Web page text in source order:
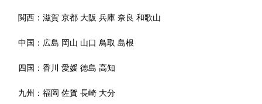
関西：滋賀 京都 大阪 兵庫 奈良 和歌山
中国： 広島 岡山 山口 鳥取 島根
四国：香川 愛媛 徳島 高知
九州：福岡 佐賀 長崎 大分